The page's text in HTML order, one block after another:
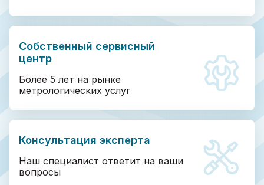
Собственный сервисный
центр
Более 5 лет на рынке
метрологических услуг
Консультация эксперта
Наш специалист ответит на ваши
вопросы